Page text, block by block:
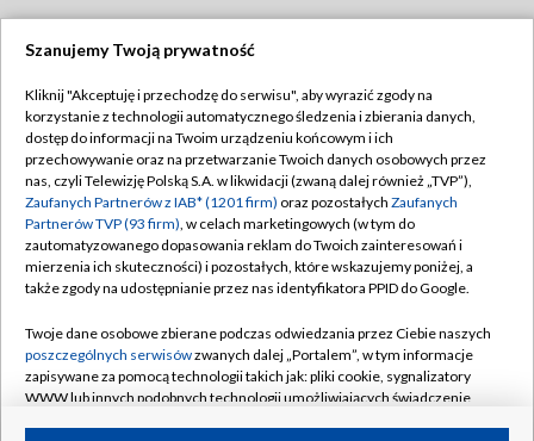
TVP
Abonament TVP
Emisja w TVP
Centrum informacji TVP
Naziemna Telewizja Cyfrowa
Rada Programowa
System NOS
Informacje o nadawcy
Regulamin TVP
Polityka prywatności
Moje zgody
Pomoc
Kontakt
Kanały
Szanujemy Twoją prywatność
Kliknij "Akceptuję i przechodzę do serwisu", aby wyrazić zgody na
korzystanie z technologii automatycznego śledzenia i zbierania danych,
dostęp do informacji na Twoim urządzeniu końcowym i ich
przechowywanie oraz na przetwarzanie Twoich danych osobowych przez
nas, czyli Telewizję Polską S.A. w likwidacji (zwaną dalej również „TVP”),
Zaufanych Partnerów z IAB* (1201 firm) oraz pozostałych Zaufanych
Partnerów TVP (93 firm), w celach marketingowych (w tym do
zautomatyzowanego dopasowania reklam do Twoich zainteresowań i
mierzenia ich skuteczności) i pozostałych, które wskazujemy poniżej, a
także zgody na udostępnianie przez nas identyfikatora PPID do Google.
Twoje dane osobowe zbierane podczas odwiedzania przez Ciebie naszych
poszczególnych serwisówzwanych dalej „Portalem”, w tym informacje
zapisywane za pomocą technologii takich jak: pliki cookie, sygnalizatory
WWW lub innych podobnych technologii umożliwiających świadczenie